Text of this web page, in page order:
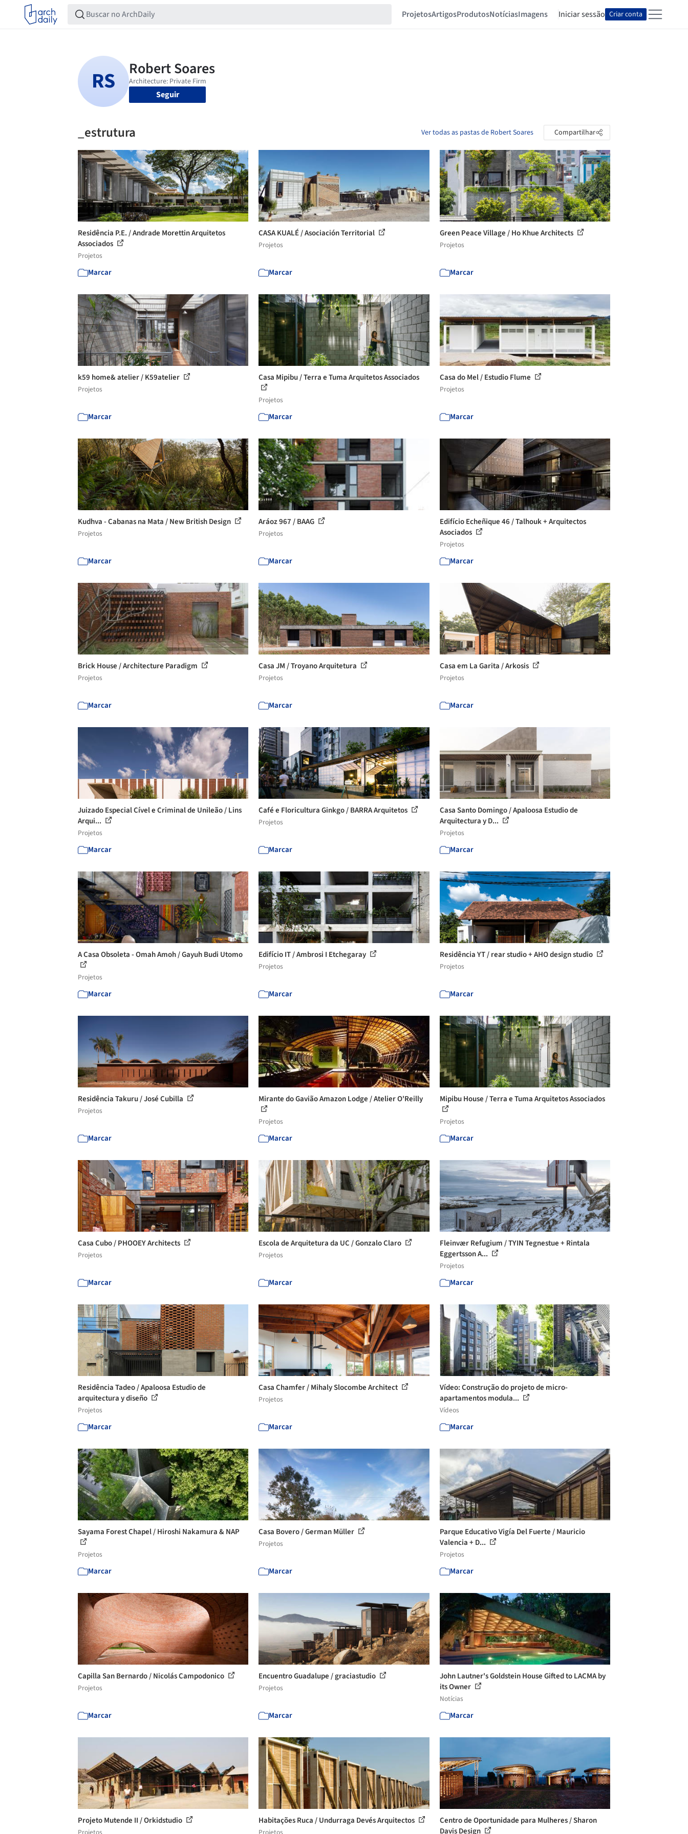
ProjetosArtigosProdutosNotíciasImagens Iniciar sessão Criar conta
Seguir
_estrutura Ver todas as pastas de Robert Soares Compartilhar
Residência P.E. / Andrade Morettin Arquitetos
Associados
Projetos
Marcar
CASA KUALÉ / Asociación Territorial
Projetos
Marcar
Green Peace Village / Ho Khue Architects
Projetos
Marcar
k59 home& atelier / K59atelier
Projetos
Marcar
Casa Mipibu / Terra e Tuma Arquitetos Associados
Projetos
Marcar
Casa do Mel / Estudio Flume
Projetos
Marcar
Kudhva - Cabanas na Mata / New British Design
Projetos
Marcar
Aráoz 967 / BAAG
Projetos
Marcar
Edifício Echeñique 46 / Talhouk + Arquitectos
Asociados
Projetos
Marcar
Brick House / Architecture Paradigm
Projetos
Marcar
Casa JM / Troyano Arquitetura
Projetos
Marcar
Casa em La Garita / Arkosis
Projetos
Marcar
Juizado Especial Cível e Criminal de Unileão / Lins
Arqui...
Projetos
Marcar
Café e Floricultura Ginkgo / BARRA Arquitetos
Projetos
Marcar
Casa Santo Domingo / Apaloosa Estudio de
Arquitectura y D...
Projetos
Marcar
A Casa Obsoleta - Omah Amoh / Gayuh Budi Utomo
Projetos
Marcar
Edifício IT / Ambrosi I Etchegaray
Projetos
Marcar
Residência YT / rear studio + AHO design studio
Projetos
Marcar
Residência Takuru / José Cubilla
Projetos
Marcar
Mirante do Gavião Amazon Lodge / Atelier O'Reilly
Projetos
Marcar
Mipibu House / Terra e Tuma Arquitetos Associados
Projetos
Marcar
Casa Cubo / PHOOEY Architects
Projetos
Marcar
Escola de Arquitetura da UC / Gonzalo Claro
Projetos
Marcar
Fleinvær Refugium / TYIN Tegnestue + Rintala
Eggertsson A...
Projetos
Marcar
Residência Tadeo / Apaloosa Estudio de
arquitectura y diseño
Projetos
Marcar
Casa Chamfer / Mihaly Slocombe Architect
Projetos
Marcar
Vídeo: Construção do projeto de micro-
apartamentos modula...
Vídeos
Marcar
Sayama Forest Chapel / Hiroshi Nakamura & NAP
Projetos
Marcar
Casa Bovero / German Müller
Projetos
Marcar
Parque Educativo Vigía Del Fuerte / Mauricio
Valencia + D...
Projetos
Marcar
Capilla San Bernardo / Nicolás Campodonico
Projetos
Marcar
Encuentro Guadalupe / graciastudio
Projetos
Marcar
John Lautner's Goldstein House Gifted to LACMA by
its Owner
Notícias
Marcar
Projeto Mutende II / Orkidstudio Habitações Ruca / Undurraga Devés Arquitectos
Centro de Oportunidade para Mulheres / Sharon
Davis Design